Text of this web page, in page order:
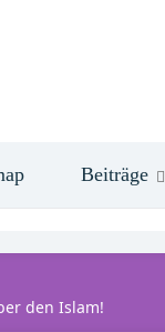
Beiträge
den Islam!